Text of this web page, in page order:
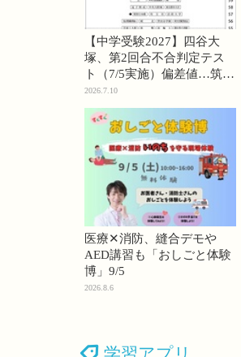
【中学受験2027】四谷大
塚、第2回合不合判定テス
ト（7/5実施）偏差値…筑駒
74・桜蔭70＜PR＞
2026.7.10
医療✕消防、縫合デモや
AED講習も「おしごと体験
博」9/5
2026.8.6
学習アプリ